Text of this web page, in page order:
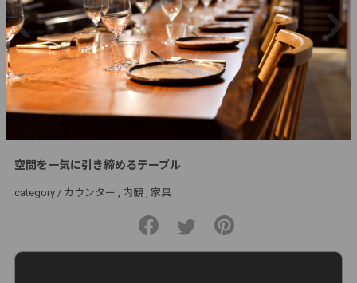
空間を一気に引き締めるテーブル
category / カウンター 内観 家具